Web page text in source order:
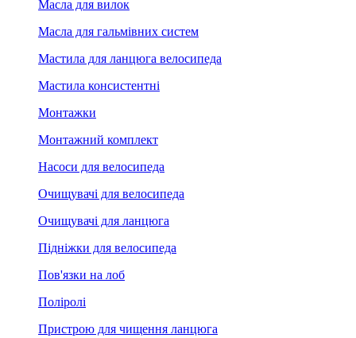
Масла для вилок
Масла для гальмівних систем
Мастила для ланцюга велосипеда
Мастила консистентні
Монтажки
Монтажний комплект
Насоси для велосипеда
Очищувачі для велосипеда
Очищувачі для ланцюга
Підніжки для велосипеда
Пов'язки на лоб
Поліролі
Пристрою для чищення ланцюга